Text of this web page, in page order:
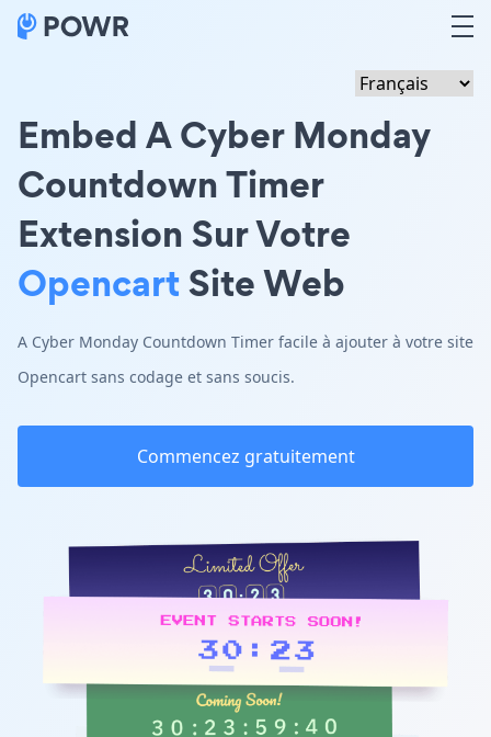
Embed A Cyber Monday
Countdown Timer
Extension Sur Votre
OpencartSite Web
A Cyber Monday Countdown Timer facile à ajouter à votre site
Opencart sans codage et sans soucis.
Commencez gratuitement